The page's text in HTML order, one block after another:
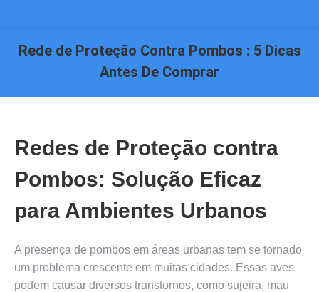
Rede de Proteção Contra Pombos : 5 Dicas
Antes De Comprar
Redes de Proteção contra
Pombos: Solução Eficaz
para Ambientes Urbanos
A presença de pombos em áreas urbanas tem se tornado
um problema crescente em muitas cidades. Essas aves
podem causar diversos transtornos, como sujeira, mau